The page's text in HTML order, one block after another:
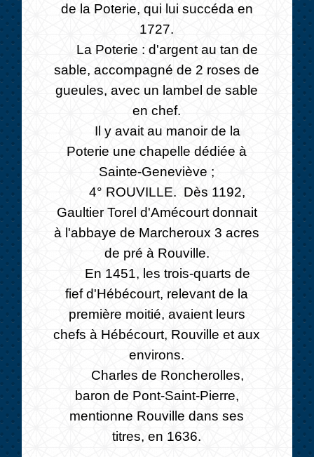
de la Poterie, qui lui succéda en
1727.
La Poterie : d'argent au tan de
sable, accompagné de 2 roses de
gueules, avec un lambel de sable
en chef.
Il y avait au manoir de la
Poterie une chapelle dédiée à
Sainte-Geneviève ;
4° ROUVILLE. Dès 1192,
Gaultier Torel d'Amécourt donnait
à l'abbaye de Marcheroux 3 acres
de pré à Rouville.
En 1451, les trois-quarts de
fief d'Hébécourt, relevant de la
première moitié, avaient leurs
chefs à Hébécourt, Rouville et aux
environs.
Charles de Roncherolles,
baron de Pont-Saint-Pierre,
mentionne Rouville dans ses
titres, en 1636.